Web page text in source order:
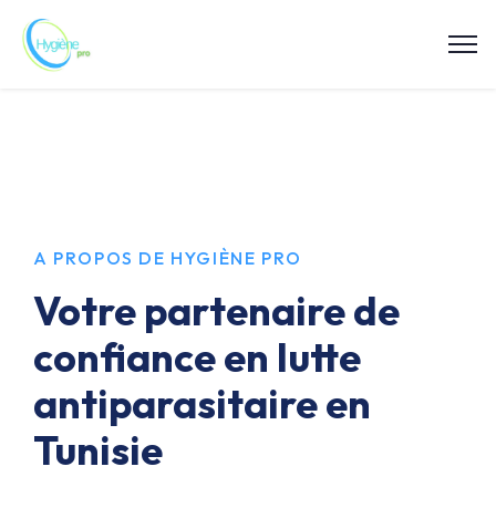
A PROPOS DE HYGIÈNE PRO
Votre partenaire de
confiance en lutte
antiparasitaire en
Tunisie